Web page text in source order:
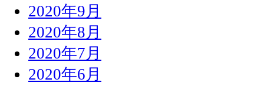
2020年9月
2020年8月
2020年7月
2020年6月